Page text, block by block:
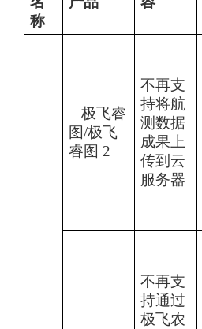
称
极飞睿
图/极飞
睿图 2
不再支
持将航
测数据
成果上
传到云
服务器
不再支
持通过
极飞农